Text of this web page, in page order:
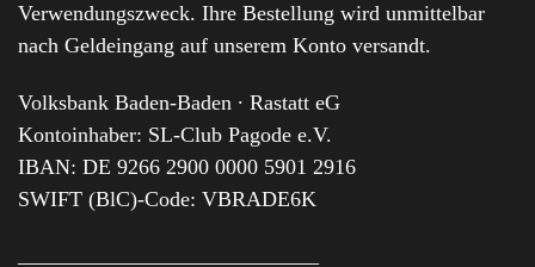
Verwendungszweck. Ihre Bestellung wird unmittelbar
nach Geldeingang auf unserem Konto versandt.
Volksbank Baden-Baden ∙ Rastatt eG
Kontoinhaber: SL-Club Pagode e.V.
IBAN: DE 9266 2900 0000 5901 2916
SWIFT (BlC)-Code: VBRADE6K